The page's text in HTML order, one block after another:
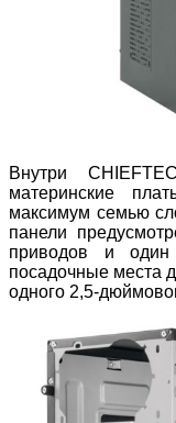
Внутри
материнские
максимум семью
панели
приводов и один
посадочные места
одного 2,5-